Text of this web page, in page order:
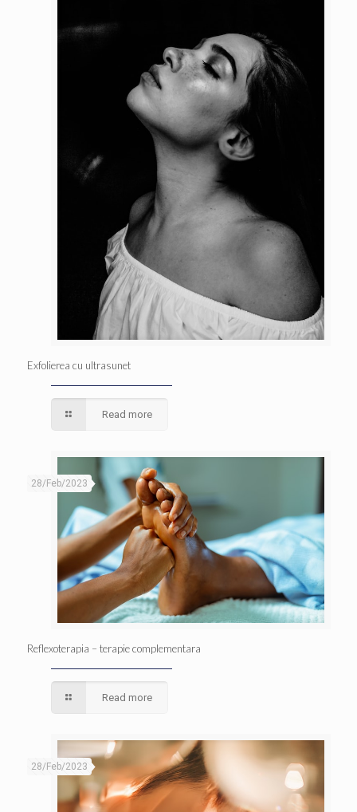
Exfolierea cu ultrasunet
Read more
28/Feb/2023
Reflexoterapia – terapie complementara
Read more
28/Feb/2023